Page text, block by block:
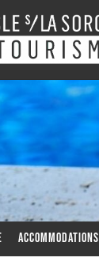
Accommodations